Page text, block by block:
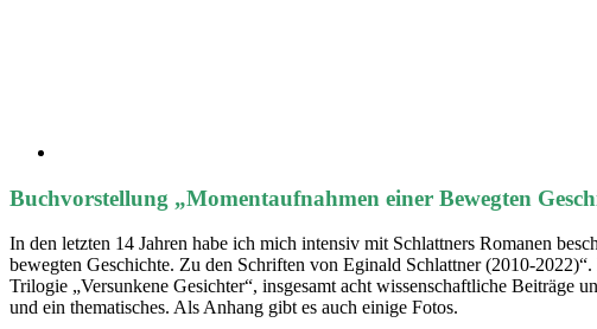
Buchvorstellung „Momentaufnahmen einer Bewegten
In den letzten 14 Jahren habe ich mich intensiv mit Schlattners Romanen
bewegten Geschichte. Zu den Schriften von Eginald Schlattner (2010-
Trilogie „Versunkene Gesichter“, insgesamt acht wissenschaftliche Beiträge
und ein thematisches. Als Anhang gibt es auch einige Fotos.